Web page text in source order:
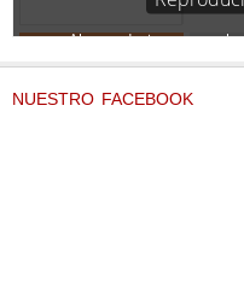
NUESTRO FACEBOOK